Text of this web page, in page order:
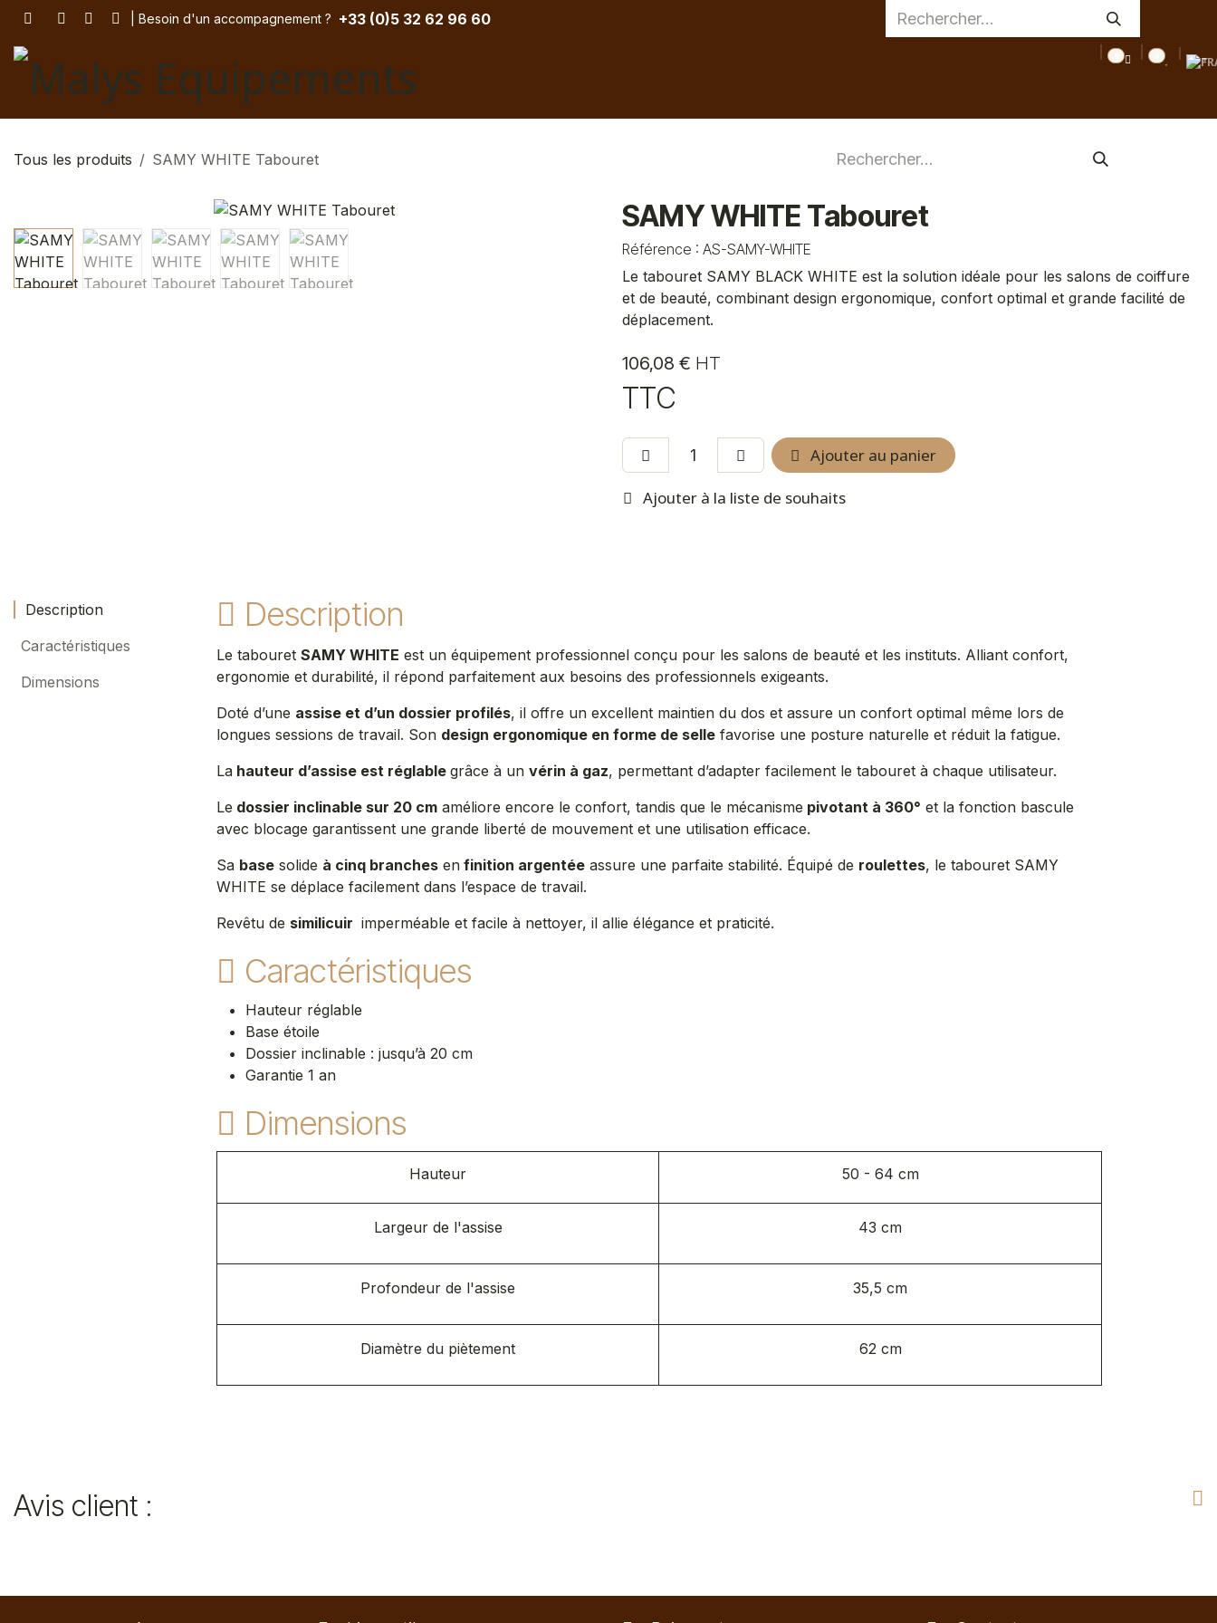
Se rendre au contenu| Besoin d'un accompagnement ? ​ +33 (0)5 32 62 96 60
Tous les produits SAMY WHITE Tabouret
SAMY WHITE Tabouret
Référence : AS-SAMY-WHITE
Le tabouret SAMY BLACK WHITE est la solution idéale pour les salons de coiffure
et de beauté, combinant design ergonomique, confort optimal et grande facilité de
déplacement.
106,08 € HT
TTC
Ajouter au panier
Ajouter à la liste de souhaits
Description
Caractéristiques
Dimensions
Description
Le tabouret SAMY WHITE est un équipement professionnel conçu pour les salons de beauté et les instituts. Alliant confort,
ergonomie et durabilité, il répond parfaitement aux besoins des professionnels exigeants.
Doté d’une assise et d’un dossier profilés, il offre un excellent maintien du dos et assure un confort optimal même lors de
longues sessions de travail. Son design ergonomique en forme de selle favorise une posture naturelle et réduit la fatigue.
La hauteur d’assise est réglable grâce à un vérin à gaz, permettant d’adapter facilement le tabouret à chaque utilisateur.
Le dossier inclinable sur 20 cm améliore encore le confort, tandis que le mécanisme pivotant à 360° et la fonction bascule
avec blocage garantissent une grande liberté de mouvement et une utilisation efficace.
Sa base solide à cinq branches en finition argentée assure une parfaite stabilité. Équipé de roulettes, le tabouret SAMY
WHITE se déplace facilement dans l’espace de travail.
Revêtu de similicuir imperméable et facile à nettoyer, il allie élégance et praticité.
Caractéristiques
Hauteur réglable
Base étoile
Dossier inclinable : jusqu’à 20 cm
Garantie 1 an
Dimensions
Hauteur 50 - 64 cm
Largeur de l'assise 43 cm
Profondeur de l'assise 35,5 cm
Diamètre du piètement 62 cm
Avis client :